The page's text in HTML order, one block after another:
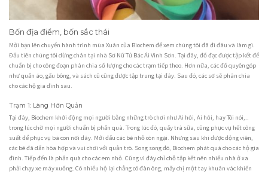
Bốn địa điểm, bốn sắc thái
Mời bạn lên chuyến hành trình mùa Xuân của Biochem để xem chúng tôi đã đi đâu và làm gì.
Đầu tiên chúng tôi dừng chân tại nhà Sơ Nữ Tử Bác Ái Vinh Sơn. Tại đây, đồ đạc được tập kết để
chuẩn bị cho công đoạn phân chia số lượng cho các trạm tiếp theo. Hơn nữa, các đồ quyên góp
như quần áo, gấu bông, và sách cũ cũng được tập trung tại đây. Sau đó, các sơ sẽ phân chia
cho các hộ gia đình sau.
Trạm 1: Làng Hớn Quản
Tại đây, Biochem khởi động mọi người bằng những trò chơi như Ai hỏi, Ai hỏi, hay Tôi nói,..
trong lúc chờ mọi người chuẩn bị phần quà. Trong lúc đó, quầy trà sữa, cũng phục vụ hết công
suất để phục vụ bà con nơi đây. Mới đầu các bé nhỏ còn ngại. Nhưng sau khi được động viên,
các bé đã dần hòa hợp và vui chơi với quản trò. Song song đó, Biochem phát quà cho các hộ gia
đình. Tiếp đến là phần quà cho các em nhỏ. Cũng vì đây chỉ chỗ tập kết nên nhiều nhà ở xa
phải chạy xe máy xuống. Có nhiều hộ lại chẳng có đàn ông, mấy chị một tay khuân vác khiến